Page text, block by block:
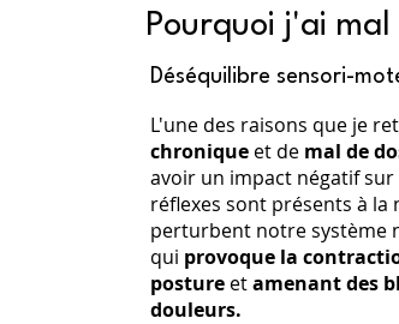
Pourquoi j'ai mal
Déséquilibre sensori-
L'une des raisons que je
chronique et de mal de
avoir un impact négatif
réflexes sont présents à la
perturbent notre système
qui provoque la
posture etamenant des
douleurs.